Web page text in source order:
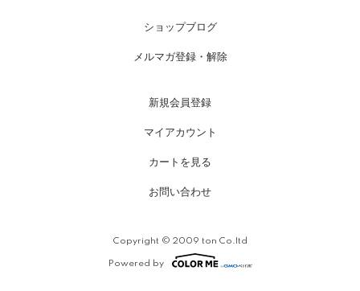
ショップブログ
メルマガ登録・解除
新規会員登録
マイアカウント
カートを見る
お問い合わせ
Copyright © 2009 ton Co.ltd
Powered by